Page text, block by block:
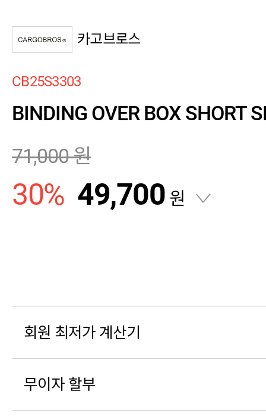
카고브로스
CB25S3303
BINDING OVER BOX SHORT
71,000원
30% 49,700 원
회원 최저가 계산기
무이자 할부